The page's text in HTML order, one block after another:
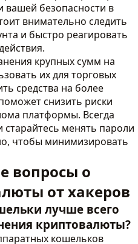
вашей безопасности в
внимательно следить
и быстро реагировать
крупных сумм на
их для торговых
средства на более
снизить риски
платформы. Всегда
менять пароли
чтобы минимизировать
вопросы о
от хакеров
лучше всего
криптовалюты?
кошельков